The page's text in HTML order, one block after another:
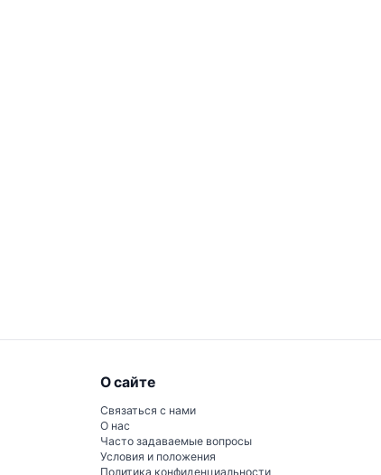
О сайте
Связаться с нами
О нас
Часто задаваемые вопросы
Условия и положения